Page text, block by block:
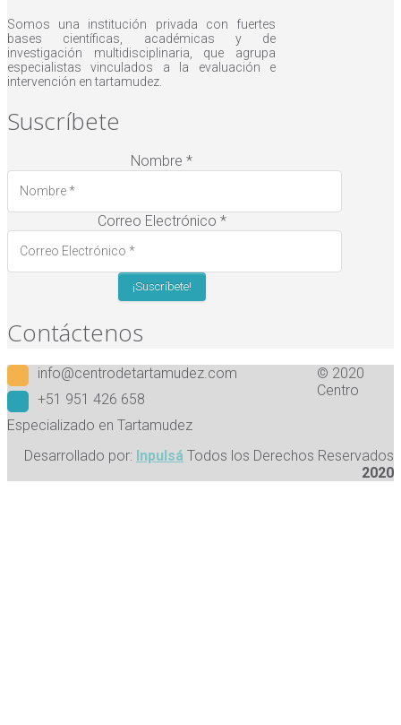
Somos una institución privada con fuertes
bases científicas, académicas y de
investigación multidisciplinaria, que agrupa
especialistas vinculados a la evaluación e
intervención en tartamudez.
Suscríbete
Nombre*
Correo Electrónico *
Contáctenos
info@centrodetartamudez.com
+51 951 426 658
© 2020
Centro
Especializado en Tartamudez
Desarrollado por: Inpulsá Todos los Derechos Reservados
2020